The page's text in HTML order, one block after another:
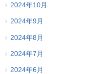
2024年10月
2024年9月
2024年8月
2024年7月
2024年6月